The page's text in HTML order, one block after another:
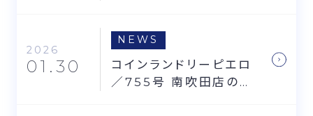
2026
01.30
NEWS
コインランドリーピエロ
／755号 南吹田店のお